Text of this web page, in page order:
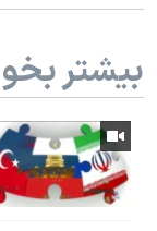
بیشتر